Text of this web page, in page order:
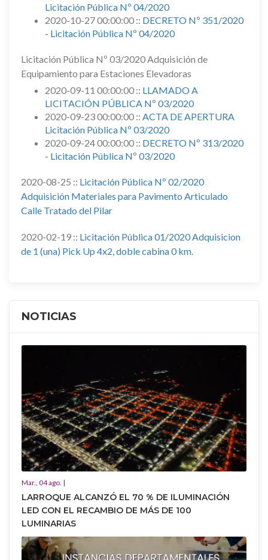
Licitación Pública Nº 04/2020
2020-10-27 00:00:00 :: DECRETO Nº 351/2020
- Licitación Pública Nº 04/2020
Licitación Pública Nº 03/2020 Adquisición de
Equipamiento para Estaciones Elevadoras
2020-09-11 00:00:00 :: LLAMADO A
LICITACIÓN PÚBLICA Nº 03/2020
2020-09-23 00:00:00 :: ACTA DE APERTURA
Licitación Pública Nº 03/2020
2020-09-24 00:00:00 :: DECRETO Nº 313/2020
- Licitación Pública Nº 03/2020
2020-08-25 :: Licitación Pública Nº 02/2020
Adquisición Materiales para Pavimento Articulado
Calle Tratado del Pilar
2020-02-19 :: Licitación Pública 01/2020 Adquisicion
de 1 (una) Pick Up 4x2, doble cabina 0 km.
NOTICIAS
Mar., 04 ago. |
LARROQUE ALCANZÓ EL 70 % DE ILUMINACIÓN
LED CON EL RECAMBIO DE MÁS DE 100
LUMINARIAS